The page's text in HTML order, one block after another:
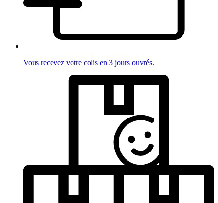
Vous recevez votre colis en 3 jours ouvrés.